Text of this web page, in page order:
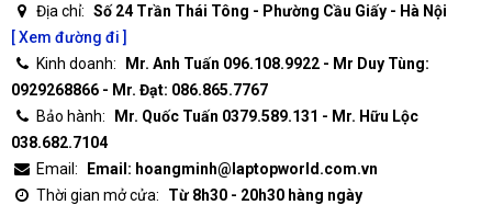
Địa chỉ: Số 24 Trần Thái Tông - Phường Cầu Giấy - Hà Nội
[ Xem đường đi ]
Kinh doanh:
Mr. Anh Tuấn 096.108.9922 - Mr Duy Tùng:
0929268866 - Mr. Đạt: 086.865.7767
Bảo hành:
Mr. Quốc Tuấn 0379.589.131 - Mr. Hữu Lộc
038.682.7104
Email:
Email: hoangminh@laptopworld.com.vn
Thời gian mở cửa:
Từ 8h30 - 20h30 hàng ngày